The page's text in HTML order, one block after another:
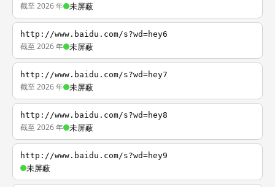
截至 2026 年 未屏蔽
http://www.baidu.com/s?wd=hey6
截至 2026 年 未屏蔽
http://www.baidu.com/s?wd=hey7
截至 2026 年 未屏蔽
http://www.baidu.com/s?wd=hey8
截至 2026 年 未屏蔽
http://www.baidu.com/s?wd=hey9
未屏蔽